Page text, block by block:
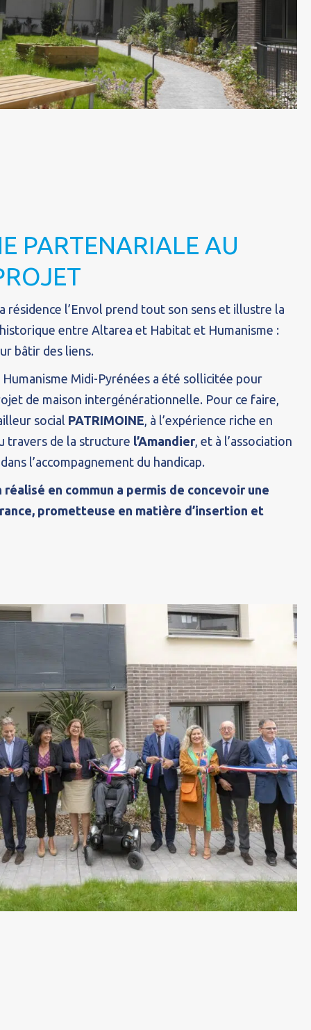
PARTENARIALE AU
résidence l’Envol prend tout son sens et illustre la
entre Altarea et Habitat et Humanisme :
bâtir des liens.
Humanisme Midi-Pyrénées a été sollicitée pour
de maison intergénérationnelle. Pour ce faire,
social PATRIMOINE, à l’expérience riche en
travers de la structure l’Amandier, et à l’association
l’accompagnement du handicap.
en commun a permis de concevoir une
prometteuse en matière d’insertion et